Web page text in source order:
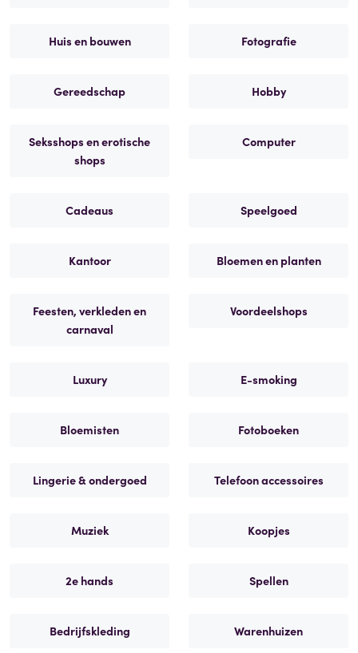
Huis en bouwen Fotografie
Gereedschap Hobby
Seksshops en erotische
shops
Computer
Cadeaus Speelgoed
Kantoor Bloemen en planten
Feesten, verkleden en
carnaval
Voordeelshops
Luxury E-smoking
Bloemisten Fotoboeken
Lingerie & ondergoed Telefoon accessoires
Muziek Koopjes
2e hands Spellen
Bedrijfskleding Warenhuizen